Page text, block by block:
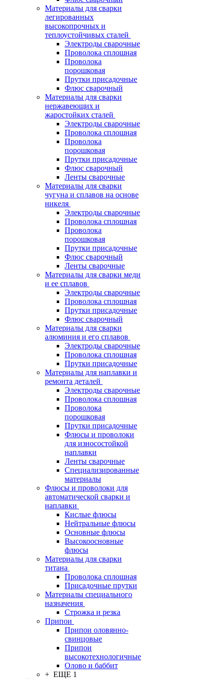
Материалы для сварки
легированных
высокопрочных и
теплоустойчивых сталей
Электроды сварочные
Проволока сплошная
Проволока
порошковая
Прутки присадочные
Флюс сварочный
Материалы для сварки
нержавеющих и
жаростойких сталей
Электроды сварочные
Проволока сплошная
Проволока
порошковая
Прутки присадочные
Флюс сварочный
Ленты сварочные
Материалы для сварки
чугуна и сплавов на основе
никеля
Электроды сварочные
Проволока сплошная
Проволока
порошковая
Прутки присадочные
Флюс сварочный
Ленты сварочные
Материалы для сварки меди
и ее сплавов
Электроды сварочные
Проволока сплошная
Прутки присадочные
Флюс сварочный
Материалы для сварки
алюминия и его сплавов
Электроды сварочные
Проволока сплошная
Прутки присадочные
Материалы для наплавки и
ремонта деталей
Электроды сварочные
Проволока сплошная
Проволока
порошковая
Прутки присадочные
Флюсы и проволоки
для износостойкой
наплавки
Ленты сварочные
Специализированные
материалы
Флюсы и проволоки для
автоматической сварки и
наплавки
Кислые флюсы
Нейтральные флюсы
Основные флюсы
Высокоосновные
флюсы
Материалы для сварки
титана
Проволока сплошная
Присадочные прутки
Материалы специального
назначения
Строжка и резка
Припои
Припои оловянно-
свинцовые
Припои
высокотехнологичные
Олово и баббит
+ ЕЩЕ 1